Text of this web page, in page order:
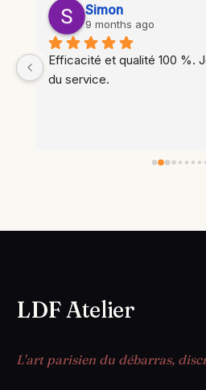
Ariane Amiot
last year
Intervention rapide, résultat
apprécié qu'un coup de
LDF Atelier
L'art parisien du débarras,